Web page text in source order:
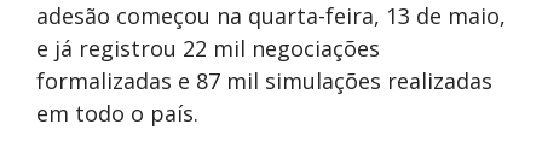
adesão começou na quarta-feira, 13 de maio,
e já registrou 22 mil negociações
formalizadas e 87 mil simulações realizadas
em todo o país.